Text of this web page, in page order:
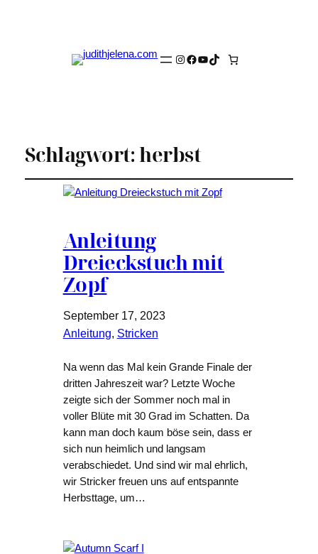
Instagram
Facebook
YouTube
TikTok
Schlagwort:herbst
Anleitung
Dreieckstuch mit
Zopf
September 17, 2023
Anleitung, Stricken
Na wenn das Mal kein Grande Finale der
dritten Jahreszeit war? Letzte Woche
zeigte sich der Sommer noch mal in
voller Blüte mit 30 Grad im Schatten. Da
kann man doch kaum böse sein, dass er
sich nun heimlich und langsam
verabschiedet. Und sind wir mal ehrlich,
wir Stricker freuen uns auf entspannte
Herbsttage, um…